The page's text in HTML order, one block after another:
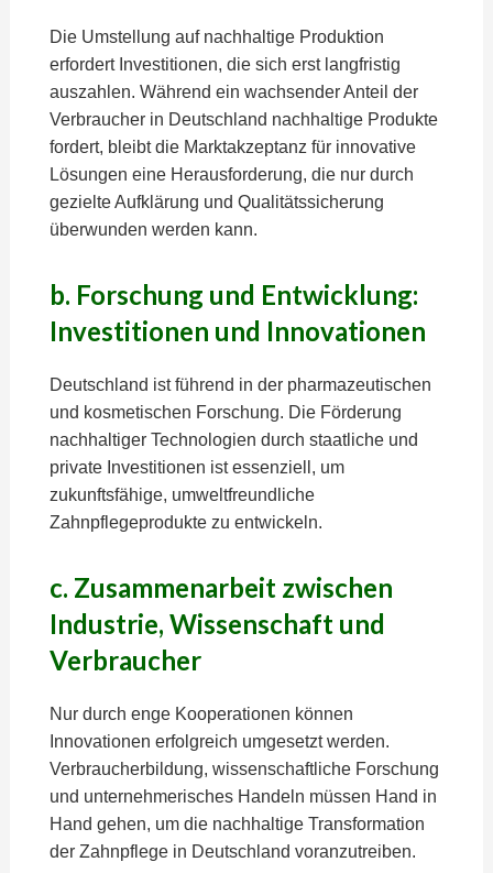
Die Umstellung auf nachhaltige Produktion
erfordert Investitionen, die sich erst langfristig
auszahlen. Während ein wachsender Anteil der
Verbraucher in Deutschland nachhaltige Produkte
fordert, bleibt die Marktakzeptanz für innovative
Lösungen eine Herausforderung, die nur durch
gezielte Aufklärung und Qualitätssicherung
überwunden werden kann.
b. Forschung und Entwicklung:
Investitionen und Innovationen
Deutschland ist führend in der pharmazeutischen
und kosmetischen Forschung. Die Förderung
nachhaltiger Technologien durch staatliche und
private Investitionen ist essenziell, um
zukunftsfähige, umweltfreundliche
Zahnpflegeprodukte zu entwickeln.
c. Zusammenarbeit zwischen
Industrie, Wissenschaft und
Verbraucher
Nur durch enge Kooperationen können
Innovationen erfolgreich umgesetzt werden.
Verbraucherbildung, wissenschaftliche Forschung
und unternehmerisches Handeln müssen Hand in
Hand gehen, um die nachhaltige Transformation
der Zahnpflege in Deutschland voranzutreiben.